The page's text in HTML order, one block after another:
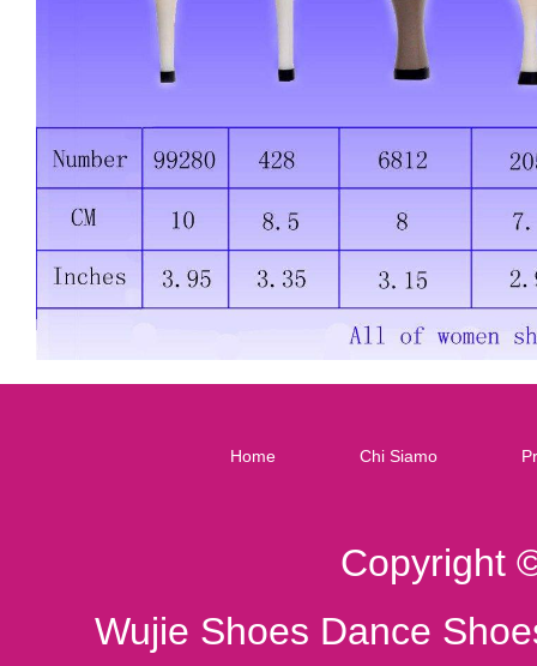
Home Chi Siamo
Copyright
Wujie Shoes Dance